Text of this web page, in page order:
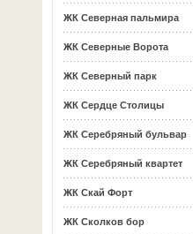
ЖК Северная пальмира
ЖК Северные Ворота
ЖК Северный парк
ЖК Сердце Столицы
ЖК Серебряный бульвар
ЖК Серебряный квартет
ЖК Скай Форт
ЖК Сколков бор